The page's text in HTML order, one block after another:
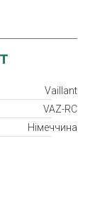
Vaillant
VAZ-RC
Німеччина